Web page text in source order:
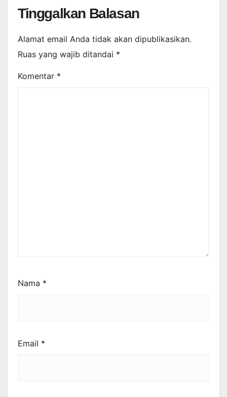
Tinggalkan Balasan
Alamat email Anda tidak akan dipublikasikan.
Ruas yang wajib ditandai *
Komentar *
Nama *
Email *